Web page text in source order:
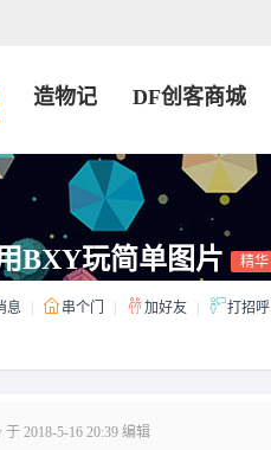
造物记 DF创客商城
BXY玩简单图片 精华
息 串个门 加好友 打招呼
2018-5-16 20:39 编辑